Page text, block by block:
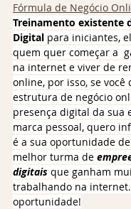
Fórmula de Negócio
Treinamento existente
Digital para iniciantes,
quem quer começar a
na internet e viver de
online, por isso, se você
estrutura de negócio
presença digital da sua
marca pessoal, quero
é a sua oportunidade
melhor turma de
digitais que ganham
trabalhando na
oportunidade!